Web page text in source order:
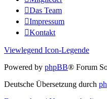
Das Team
Impressum
Kontakt
Viewlegend Icon-Legende
Powered by phpBB® Forum
Deutsche Übersetzung durch